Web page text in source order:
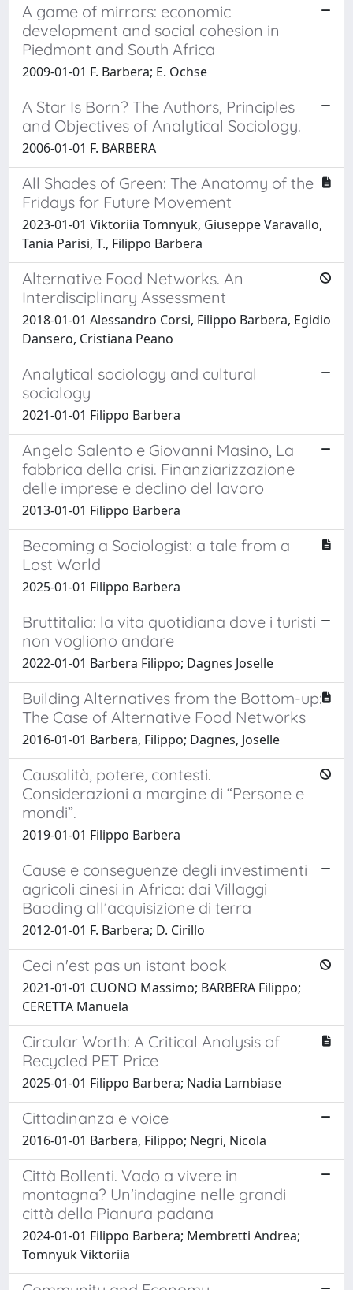
A game of mirrors: economic
development and social cohesion in
Piedmont and South Africa
2009-01-01 F. Barbera; E. Ochse
A Star Is Born? The Authors, Principles
and Objectives of Analytical Sociology.
2006-01-01 F. BARBERA
All Shades of Green: The Anatomy of the
Fridays for Future Movement
2023-01-01 Viktoriia Tomnyuk, Giuseppe Varavallo,
Tania Parisi, T., Filippo Barbera
Alternative Food Networks. An
Interdisciplinary Assessment
2018-01-01 Alessandro Corsi, Filippo Barbera, Egidio
Dansero, Cristiana Peano
Analytical sociology and cultural
sociology
2021-01-01 Filippo Barbera
Angelo Salento e Giovanni Masino, La
fabbrica della crisi. Finanziarizzazione
delle imprese e declino del lavoro
2013-01-01 Filippo Barbera
Becoming a Sociologist: a tale from a
Lost World
2025-01-01 Filippo Barbera
Bruttitalia: la vita quotidiana dove i turisti
non vogliono andare
2022-01-01 Barbera Filippo; Dagnes Joselle
Building Alternatives from the Bottom-up:
The Case of Alternative Food Networks
2016-01-01 Barbera, Filippo; Dagnes, Joselle
Causalità, potere, contesti.
Considerazioni a margine di “Persone e
mondi”.
2019-01-01 Filippo Barbera
Cause e conseguenze degli investimenti
agricoli cinesi in Africa: dai Villaggi
Baoding all’acquisizione di terra
2012-01-01 F. Barbera; D. Cirillo
Ceci n'est pas un istant book
2021-01-01 CUONO Massimo; BARBERA Filippo;
CERETTA Manuela
Circular Worth: A Critical Analysis of
Recycled PET Price
2025-01-01 Filippo Barbera; Nadia Lambiase
Cittadinanza e voice
2016-01-01 Barbera, Filippo; Negri, Nicola
Città Bollenti. Vado a vivere in
montagna? Un'indagine nelle grandi
città della Pianura padana
2024-01-01 Filippo Barbera; Membretti Andrea;
Tomnyuk Viktoriia